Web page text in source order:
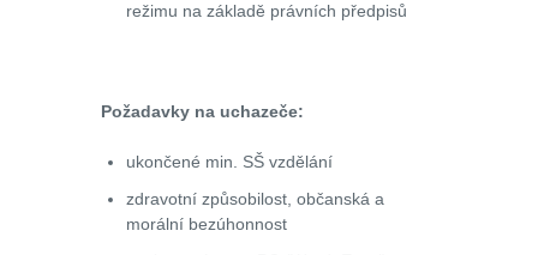
režimu na základě právních předpisů
Požadavky na uchazeče:
ukončené min. SŠ vzdělání
zdravotní způsobilost, občanská a
morální bezúhonnost